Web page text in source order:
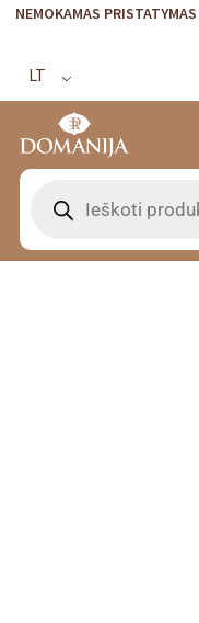
NEMOKAMAS PRISTATYMAS
LT